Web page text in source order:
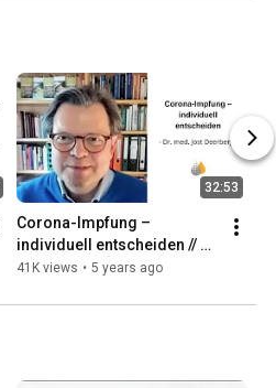
32:53
Corona-Impfung –
individuell entscheiden //
Interview mit Dr. med. Jost
41K views • 5 years ago